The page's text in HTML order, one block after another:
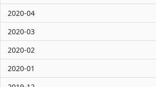
2020-04
2020-03
2020-02
2020-01